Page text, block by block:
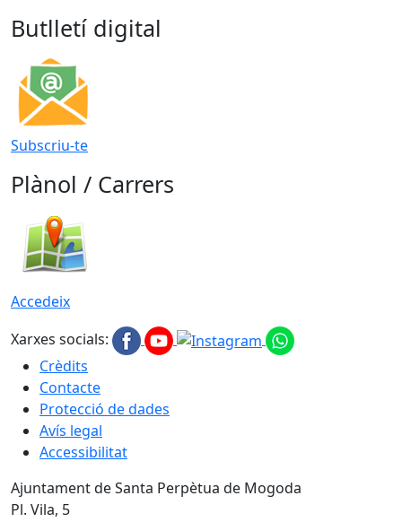
Butlletí digital
Subscriu-te
Plànol / Carrers
Accedeix
Xarxes socials:
Crèdits
Contacte
Protecció de dades
Avís legal
Accessibilitat
Ajuntament de Santa Perpètua de Mogoda
Pl. Vila, 5